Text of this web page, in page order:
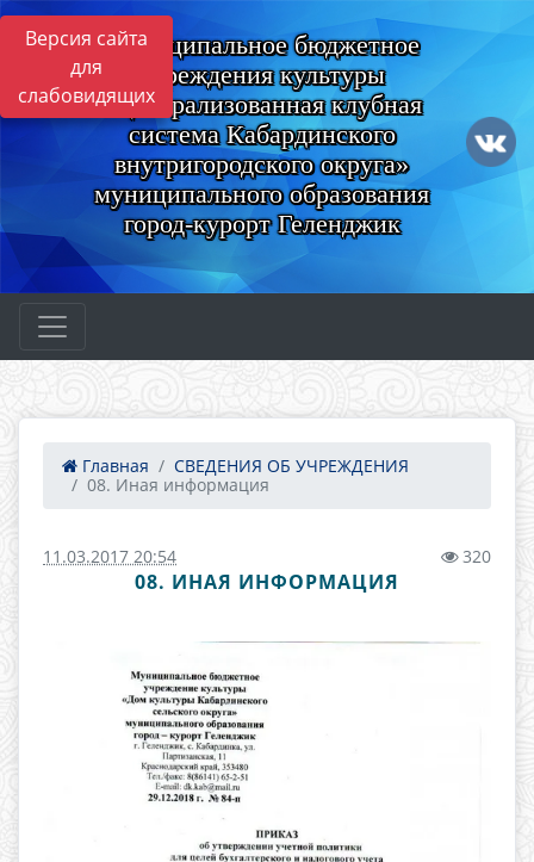
Версия сайта
для
слабовидящих
Муниципальное бюджетное
учреждения культуры
«Централизованная клубная
система Кабардинского
внутригородского округа»
муниципального образования
город-курорт Геленджик
Главная
СВЕДЕНИЯ ОБ УЧРЕЖДЕНИЯ
08. Иная информация
11.03.2017 20:54 320
08. ИНАЯ ИНФОРМАЦИЯ